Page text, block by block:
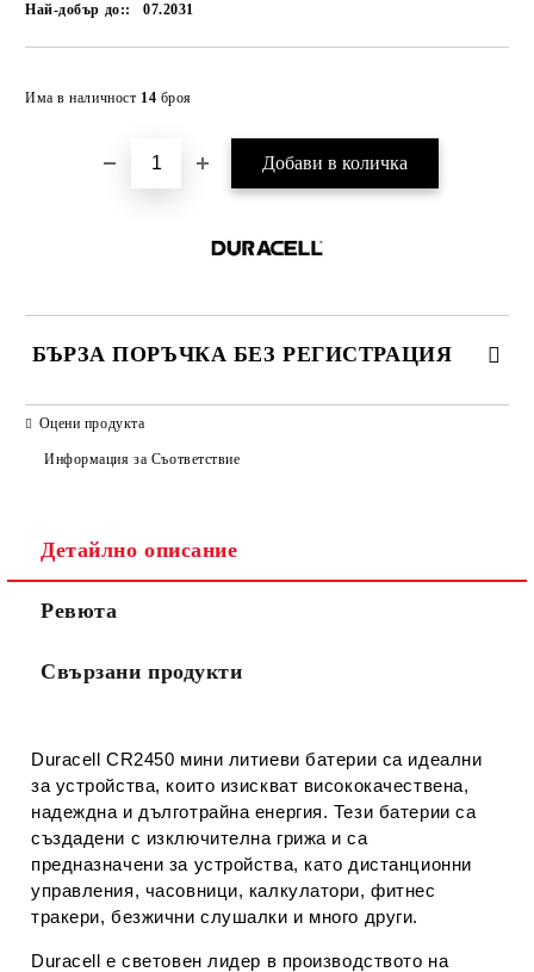
Най-добър до::
07.2031
Има в наличност 14 броя
БЪРЗА ПОРЪЧКА БЕЗ РЕГИСТРАЦИЯ
Съгласен съм с
Ние ще се свържем с вас в рамките на работния ден.
Оцени продукта
Информация за Съответствие
Детайлно описание
Ревюта
Свързани продукти
Duracell CR2450 мини литиеви батерии са идеални
за устройства, които изискват висококачествена,
надеждна и дълготрайна енергия. Тези батерии са
създадени с изключителна грижа и са
предназначени за устройства, като дистанционни
управления, часовници, калкулатори, фитнес
тракери, безжични слушалки и много други.
Duracell е световен лидер в производството на